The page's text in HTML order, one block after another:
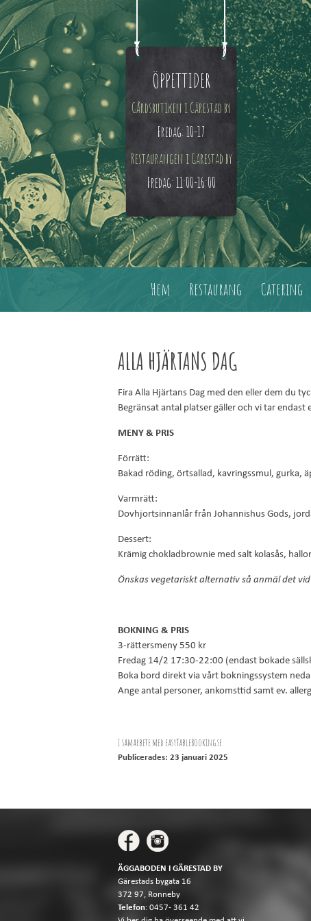
ÖPPETTIDER
Gårdsbutiken i Gärestad by
Fredag: 10-17
Restaurangen i Gärestad by
Fredag: 11:00-16:00
Hem Restaurang Catering
ALLA HJÄRTANS DAG
Fira Alla Hjärtans Dag med den eller dem du
Begränsat antal platser gäller och vi tar
MENY & PRIS
Förrätt:
Bakad röding, örtsallad, kavringssmul, gurka,
Varmrätt:
Dovhjortsinnanlår från Johannishus Gods,
Dessert:
Krämig chokladbrownie med salt kolasås,
Önskas vegetariskt alternativ så anmäl det
BOKNING & PRIS
3-rättersmeny 550 kr
Fredag 14/2 17:30-22:00 (endast bokade
Boka bord direkt via vårt bokningssystem
Ange antal personer, ankomsttid samt ev.
I samarbete med easyTableBooking.se
Publicerades: 23 januari 2025
ÄGGABODEN I GÄRESTAD BY
Gärestads bygata 16
372 97, Ronneby
Telefon: 0457- 361 42